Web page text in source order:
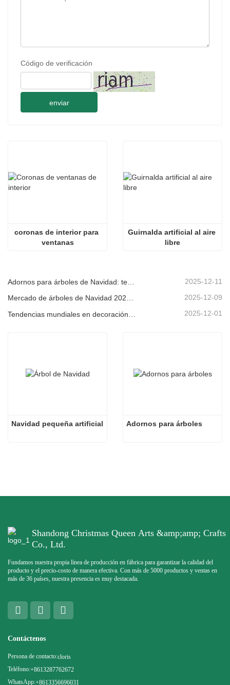
Código de verificación
enviar
coronas de interior para
ventanas
Guirnalda artificial al aire
libre
2025-12-11
Mercado de árboles de Navidad 2025: Tendencias, tecnologías y guía de compras para compradores B2B 2025-12-09
2025-12-01
Navidad pequeña artificial Adornos para árboles
Shandong Christmas Queen Arts &amp;amp; Crafts
Co., Ltd.
Fundamos nuestra propia línea de producción en fábrica para garantizar la calidad del
producto y el precio-costo de manera efectiva. Con más de 5000 productos y ventas en
más de 36 países, nuestra presencia es muy destacada.
Contáctenos
Persona de contacto:cloris
Teléfono:+8613287762672
WhatsApp:+8613356696031